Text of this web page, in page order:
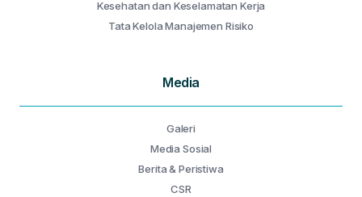
Kesehatan dan Keselamatan Kerja
Tata Kelola Manajemen Risiko
Media
Galeri
Media Sosial
Berita & Peristiwa
CSR